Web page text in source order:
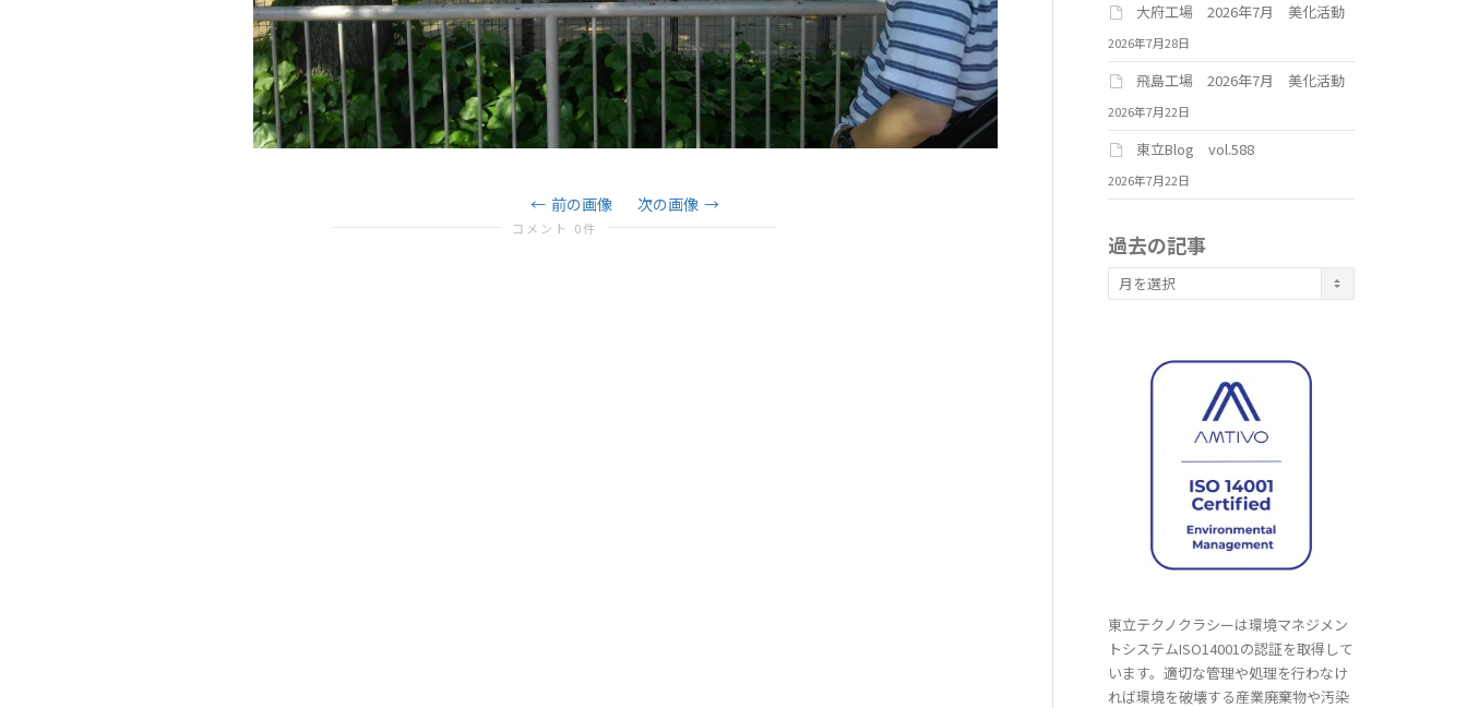
前の画像 次の画像
コメント 0件
大府工場 2026年7月 美化活動
2026年7月28日
飛島工場 2026年7月 美化活動
2026年7月22日
東立Blog vol.588
2026年7月22日
過去の記事
去
東立テクノクラシーは環境マネジメン
トシステムISO14001の認証を取得して
います。適切な管理や処理を行わなけ
れば環境を破壊する産業廃棄物や汚染